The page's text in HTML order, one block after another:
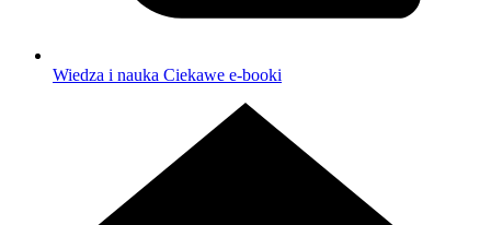
Wiedza i nauka Ciekawe e-booki